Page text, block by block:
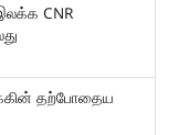
CNR
தற்போதைய